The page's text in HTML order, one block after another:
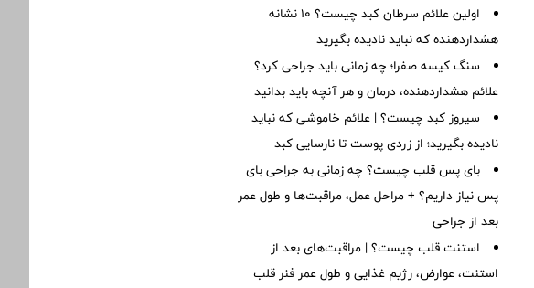
اولین علائم سرطان کبد چیست؟ ۱۰ نشانه
هشداردهنده که نباید نادیده بگیرید
سنگ کیسه صفرا؛ چه زمانی باید جراحی کرد؟
علائم هشداردهنده، درمان و هر آنچه باید بدانید
سیروز کبد چیست؟ | علائم خاموشی که نباید
نادیده بگیرید؛ از زردی پوست تا نارسایی کبد
بای پس قلب چیست؟ چه زمانی به جراحی بای
پس نیاز داریم؟ + مراحل عمل، مراقبت‌ها و طول عمر
بعد از جراحی
استنت قلب چیست؟ | مراقبت‌های بعد از
استنت، عوارض، رژیم غذایی و طول عمر فنر قلب